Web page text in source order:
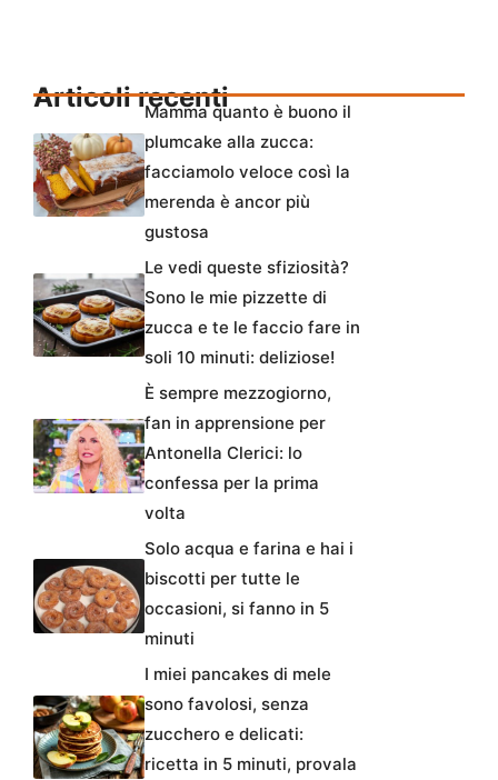
Articoli recentiMamma quanto è buono il
plumcake alla zucca:
facciamolo veloce così la
merenda è ancor più
gustosa
Le vedi queste sfiziosità?
Sono le mie pizzette di
zucca e te le faccio fare in
soli 10 minuti: deliziose!
È sempre mezzogiorno,
fan in apprensione per
Antonella Clerici: lo
confessa per la prima
volta
Solo acqua e farina e hai i
biscotti per tutte le
occasioni, si fanno in 5
minuti
I miei pancakes di mele
sono favolosi, senza
zucchero e delicati:
ricetta in 5 minuti, provala